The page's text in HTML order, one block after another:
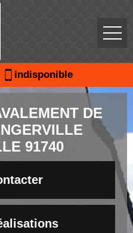
indisponible
DE
91740